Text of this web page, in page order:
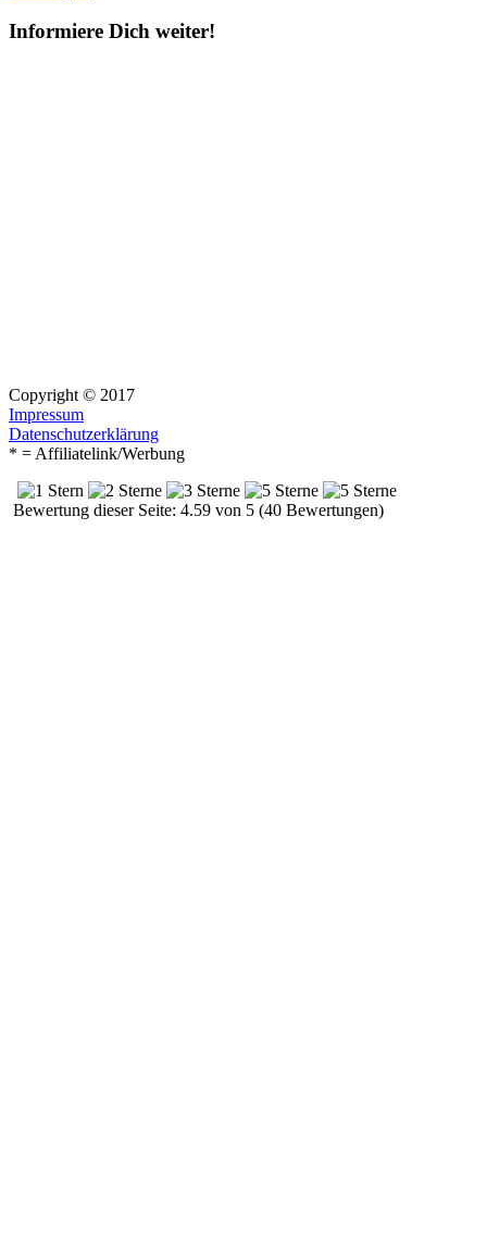
Informiere Dich weiter!
Copyright © 2017
Impressum
Datenschutzerklärung
* = Affiliatelink/Werbung
Bewertung dieser Seite: 4.59 von 5 (40 Bewertungen)